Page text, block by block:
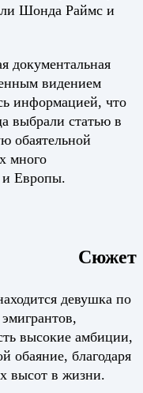
Шонда Раймс и
документальная
видением
информацией, что
выбрали статью в
обаятельной
много
и Европы.
Сюжет
девушка по
высокие амбиции,
обаяние, благодаря
высот в жизни.